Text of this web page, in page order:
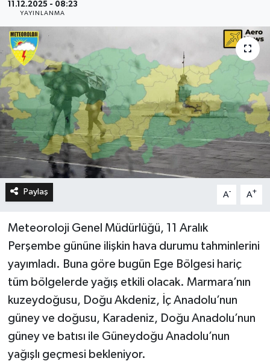
11.12.2025 - 08:23
YAYINLANMA
Paylaş A- A+
Meteoroloji Genel Müdürlüğü, 11 Aralık
Perşembe gününe ilişkin hava durumu tahminlerini
yayımladı. Buna göre bugün Ege Bölgesi hariç
tüm bölgelerde yağış etkili olacak. Marmara’nın
kuzeydoğusu, Doğu Akdeniz, İç Anadolu’nun
güney ve doğusu, Karadeniz, Doğu Anadolu’nun
güney ve batısı ile Güneydoğu Anadolu’nun
yağışlı geçmesi bekleniyor.